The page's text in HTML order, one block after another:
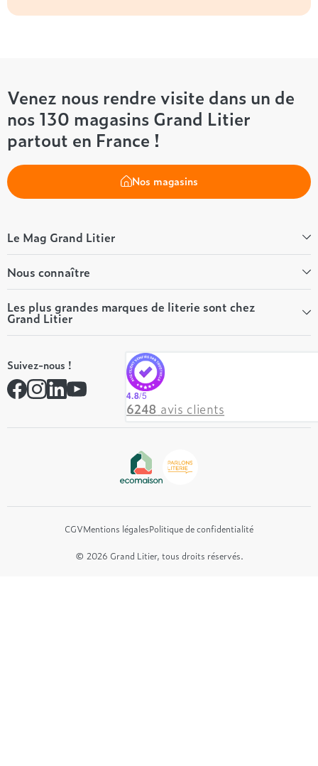
Venez nous rendre visite dans un de
nos 130 magasins Grand Litier
partout en France !
Nos magasins
Le Mag Grand Litier
Bien-être
Conseils literie
Tous les articles du Mag
Tous nos guides
Nous connaître
Qui sommes-nous ?
Nos valeurs
Nos engagements
Rejoindre notre réseau
Contactez-nous
Les plus grandes marques de literie sont chez
Grand Litier
André Renault
Simmons
Hôtel & Lodge
Suivez-nous !
4.8/5
6248 avis clients
CGVMentions légalesPolitique de confidentialité
© 2026 Grand Litier, tous droits réservés.